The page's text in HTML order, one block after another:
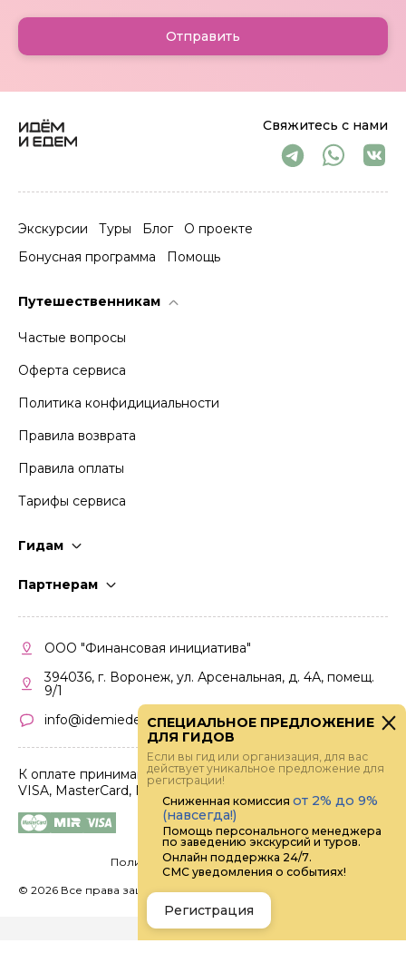
Свяжитесь с нами
Экскурсии Туры Блог
О проекте
Бонусная программа
Помощь
Путешественникам
Частые вопросы
Оферта сервиса
Политика конфидициальности
Правила возврата
Правила оплаты
Тарифы сервиса
Гидам
Партнерам
Кабинет партнера
Правила участия
ООО "Финансовая инициатива"
394036, г. Воронеж, ул. Арсенальная, д. 4А, помещ.
9/1
info@idemiedem.ru
К оплате принимаются карты
VISA, MasterCard, МИР
Политика конфиденциальности
© 2026 Все права защищены.
Отправить
СПЕЦИАЛЬНОЕ ПРЕДЛОЖЕНИЕ
ДЛЯ ГИДОВ
Если вы гид или организация, для вас
действует уникальное предложение для
регистрации!
Сниженная комиссия от 2% до 9%
(навсегда!)
Помощь персонального менеджера
по заведению экскурсий и туров.
Онлайн поддержка 24/7.
СМС уведомления о событиях!
Регистрация